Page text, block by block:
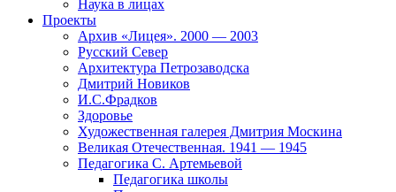
Наука в лицах
Проекты
Архив «Лицея». 2000 — 2003
Русский Север
Архитектура Петрозаводска
Дмитрий Новиков
И.С.Фрадков
Здоровье
Художественная галерея Дмитрия Москина
Великая Отечественная. 1941 — 1945
Педагогика С. Артемьевой
Педагогика школы